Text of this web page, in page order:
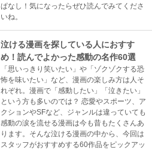
ぱなし！気になったらぜひ読んでみてくださ
いね。
泣ける漫画を探している人におすす
め！読んでよかった感動の名作60選
「思いっきり笑いたい」や「ゾクゾクする恐
怖を味いたい」など、漫画の楽しみ方は人そ
れぞれ。漫画で「感動したい」「泣きたい」
という方も多いのでは？ 恋愛やスポーツ、ア
クションやSFなど、ジャンルは違っていても
感動の涙を流せる漫画は今も昔もたくさんあ
ります。そんな泣ける漫画の中から、今回は
スタッフがおすすめする60作品をピックアッ